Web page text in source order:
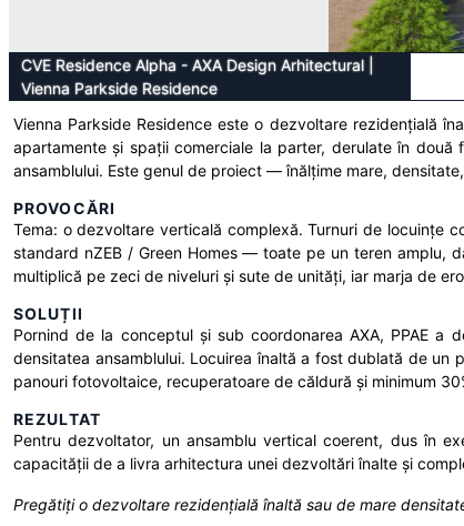
CVE Residence Alpha - AXA Design Arhitectural
Vienna Parkside Residence
Vienna Parkside Residence este o dezvoltare rezidențială
apartamente și spații comerciale la parter, derulate în
ansamblului. Este genul de proiect — înălțime mare,
PROVOCĂRI
Tema: o dezvoltare verticală complexă. Turnuri de locuințe
standard nZEB / Green Homes — toate pe un teren amplu,
multiplică pe zeci de niveluri și sute de unități, iar marja de
SOLUȚII
Pornind de la conceptul și sub coordonarea AXA, PPAE
densitatea ansamblului. Locuirea înaltă a fost dublată de
panouri fotovoltaice, recuperatoare de căldură și minimum
REZULTAT
Pentru dezvoltator, un ansamblu vertical coerent, dus în
capacității de a livra arhitectura unei dezvoltări înalte și
Pregătiți o dezvoltare rezidențială înaltă sau de mare